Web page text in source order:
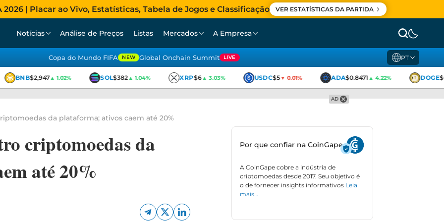
| Placar ao Vivo, Estatísticas, Tabela de Jogos e Classificação VER ESTATÍSTICAS DA PARTIDA
Notícias Análise de Preços Listas Mercados A Empresa
Copa do Mundo FIFA NEW Global Onchain Summit LIVE PT
BNB$2,947▲ 1.02% SOL$382▲ 1.04% XRP$6▲ 3.03% USDC$5▼ 0.01% ADA$0.8471▲ 4.22% DOGE
AD
da plataforma; ativos caem até 20%
criptomoedas da
até 20%
Por que confiar na CoinGape
A CoinGape cobre a indústria de
criptomoedas desde 2017. Seu objetivo é
o de fornecer insights informativos Leia
mais…